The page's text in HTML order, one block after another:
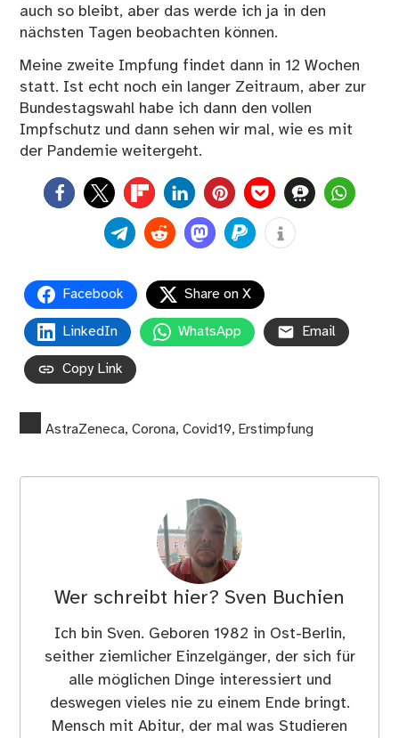
auch so bleibt, aber das werde ich ja in den
nächsten Tagen beobachten können.
Meine zweite Impfung findet dann in 12 Wochen
statt. Ist echt noch ein langer Zeitraum, aber zur
Bundestagswahl habe ich dann den vollen
Impfschutz und dann sehen wir mal, wie es mit
der Pandemie weitergeht.
0
Facebook Share on X
LinkedIn WhatsApp Email
Copy Link
AstraZeneca,Corona,Covid19, Erstimpfung
Wer schreibt hier? Sven Buchien
Ich bin Sven. Geboren 1982 in Ost-Berlin,
seither ziemlicher Einzelgänger, der sich für
alle möglichen Dinge interessiert und
deswegen vieles nie zu einem Ende bringt.
Mensch mit Abitur, der mal was Studieren